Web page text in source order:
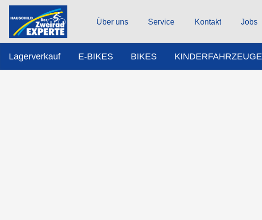
Über uns Service Kontakt Jobs
Lagerverkauf E-BIKES BIKES KINDERFAHRZEUGE